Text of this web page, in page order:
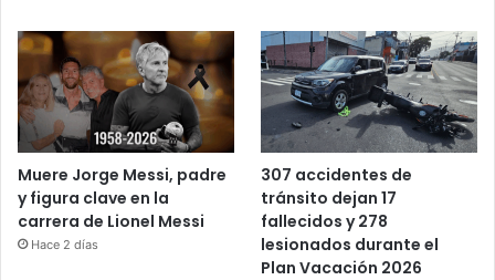
Muere Jorge Messi, padre
y figura clave en la
carrera de Lionel Messi
Hace 2 días
307 accidentes de
tránsito dejan 17
fallecidos y 278
lesionados durante el
Plan Vacación 2026